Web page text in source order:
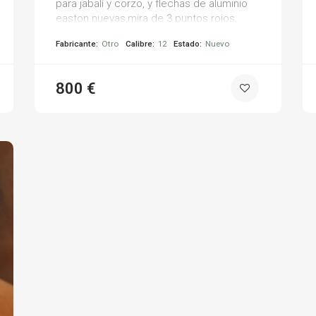
para jabalí y corzo, y flechas de aluminio
easton nuevas,mira de 3 puntos rojos,
incluyo funda especial camo.
Fabricante: Otro Calibre: 12 Estado: Nuevo
800 €